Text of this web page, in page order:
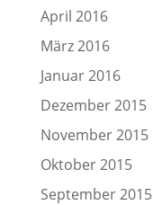
April 2016
März 2016
Januar 2016
Dezember 2015
November 2015
Oktober 2015
September 2015